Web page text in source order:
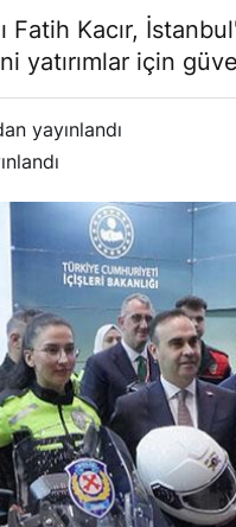
Fatih Kacır,
yatırımlar için
yayınlandı